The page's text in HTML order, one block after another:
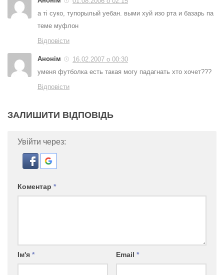
а ті суко, тупорылый уебан. выми хуй изо рта и базарь па
теме муфлон
Відповісти
Анонім
16.02.2007 о 00:30
уменя футболка есть такая могу падагнать хто хочет???
Відповісти
ЗАЛИШИТИ ВІДПОВІДЬ
Увійти через:
Коментар *
Ім'я * Email *